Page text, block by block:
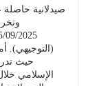
صيدلانية
(التوجيهي).
حيث
الإسلامي